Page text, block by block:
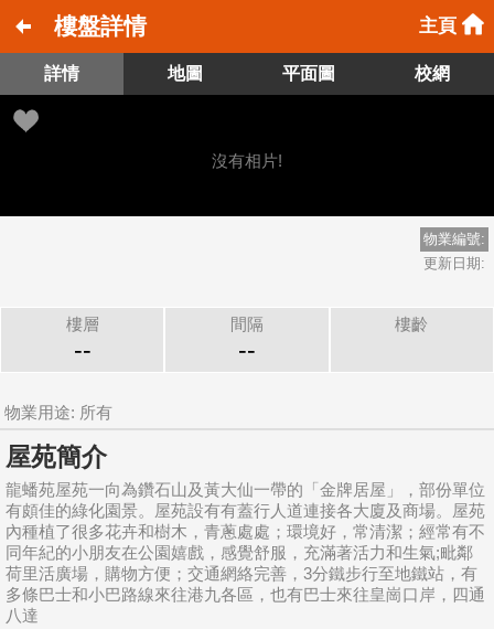
樓盤詳情 主頁
詳情 地圖 平面圖 校網
沒有相片!
物業編號:
更新日期:
樓層
--
間隔
--
樓齡
物業用途: 所有
屋苑簡介
龍蟠苑屋苑一向為鑽石山及黃大仙一帶的「金牌居屋」，部份單位
有頗佳的綠化園景。屋苑設有有蓋行人道連接各大廈及商場。屋苑
內種植了很多花卉和樹木，青蔥處處；環境好，常清潔；經常有不
同年紀的小朋友在公園嬉戲，感覺舒服，充滿著活力和生氣;毗鄰
荷里活廣場，購物方便；交通網絡完善，3分鐵步行至地鐵站，有
多條巴士和小巴路線來往港九各區，也有巴士來往皇崗口岸，四通
八達